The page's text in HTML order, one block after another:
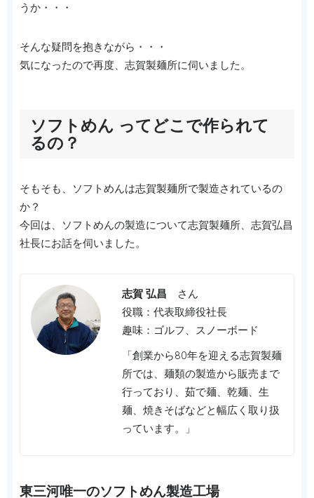
うか・・・
そんな疑問を抱きながら・・・
気になったので再度、志賀製麺所に伺いました。
ソフトめん ってどこで作られて
るの？
そもそも、ソフトめんは志賀製麺所で製造されているの
か？
今回は、ソフトめんの製造について志賀製麺所、志賀弘昌
社長にお話を伺いました。
志賀 弘昌 さん
役職：代表取締役社長
趣味：ゴルフ、スノーボード
「創業から80年を迎える志賀製麺
所では、麺類の製造から販売まで
行っており、茹で麺、乾麺、生
麺、焼きそばなどと幅広く取り扱
っています。」
東三河唯一のソフトめん製造工場